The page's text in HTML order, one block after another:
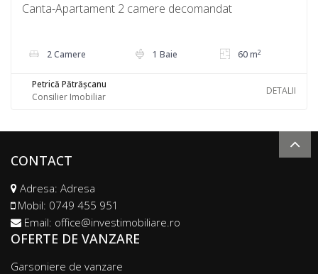
Canta-Apartament 2 camere decomandat
2 Camere 1 Baie 60 m2
Petrică Pătrășcanu
Consilier Imobiliar
DETALII
CONTACT
Adresa: Adresa
Mobil: 0749 455 951
Email: office@investimobiliare.ro
OFERTE DE VANZARE
Garsoniere de vanzare